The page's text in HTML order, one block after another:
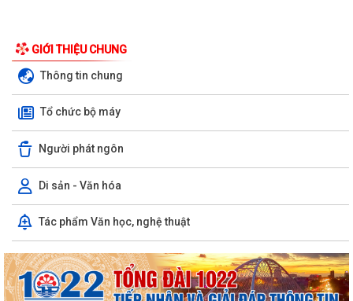
GIỚI THIỆU CHUNG
Thông tin chung
Tổ chức bộ máy
Người phát ngôn
Di sản - Văn hóa
Tác phẩm Văn học, nghệ thuật
LIỆT SĨ
Văn bản hợp nhất số 72/2026/VBHN-NĐ-BNNMT ngày 20 tháng 7
năm 2026 về Nghị định xử phạt vi phạm...